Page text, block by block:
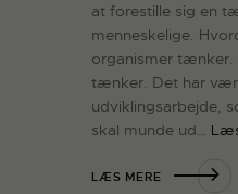
at forestille sig en
menneskelige.
organismer tænker.
tænker. Det har
udviklingsarbejde,
skal munde ud…
LÆS MERE